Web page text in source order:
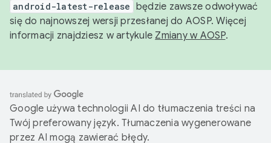
android-latest-release będzie zawsze odwoływać
się do najnowszej wersji przesłanej do AOSP. Więcej
informacji znajdziesz w artykule Zmiany w AOSP.
Google używa technologii AI do tłumaczenia treści na
Twój preferowany język. Tłumaczenia wygenerowane
przez AI mogą zawierać błędy.